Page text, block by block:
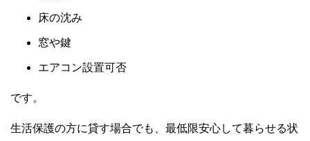
床の沈み
窓や鍵
エアコン設置可否
です。
生活保護の方に貸す場合でも、最低限安心して暮らせる状